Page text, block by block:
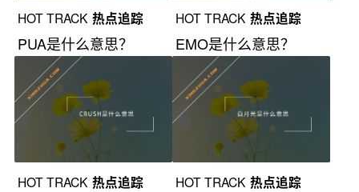
HOT TRACK 热点追踪
PUA是什么意思？
HOT TRACK 热点追踪
EMO是什么意思？
HOT TRACK 热点追踪 HOT TRACK 热点追踪